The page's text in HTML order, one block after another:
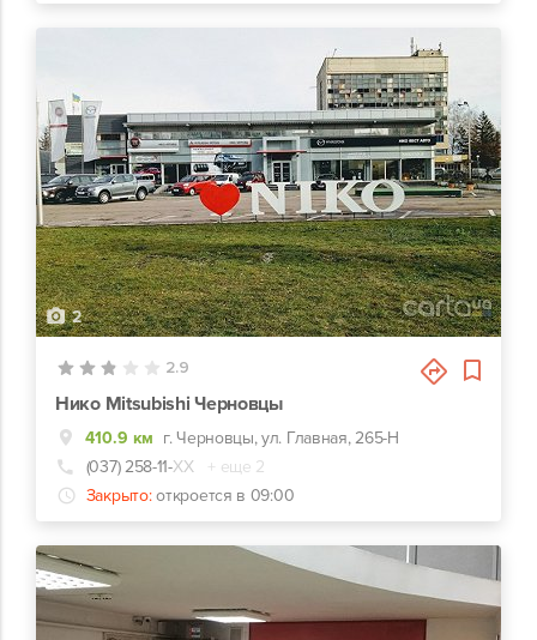
2
2.9
Нико Mitsubishi Черновцы
410.9 км г. Черновцы, ул. Главная, 265-Н
(037) 258-11-ХХ
+ еще 2
Закрыто: откроется в 09:00